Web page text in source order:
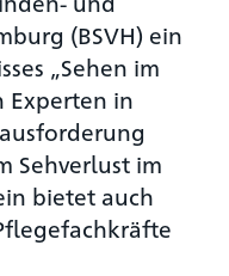
(BSVH) ein
„Sehen im
Experten in
Sehverlust im
bietet auch